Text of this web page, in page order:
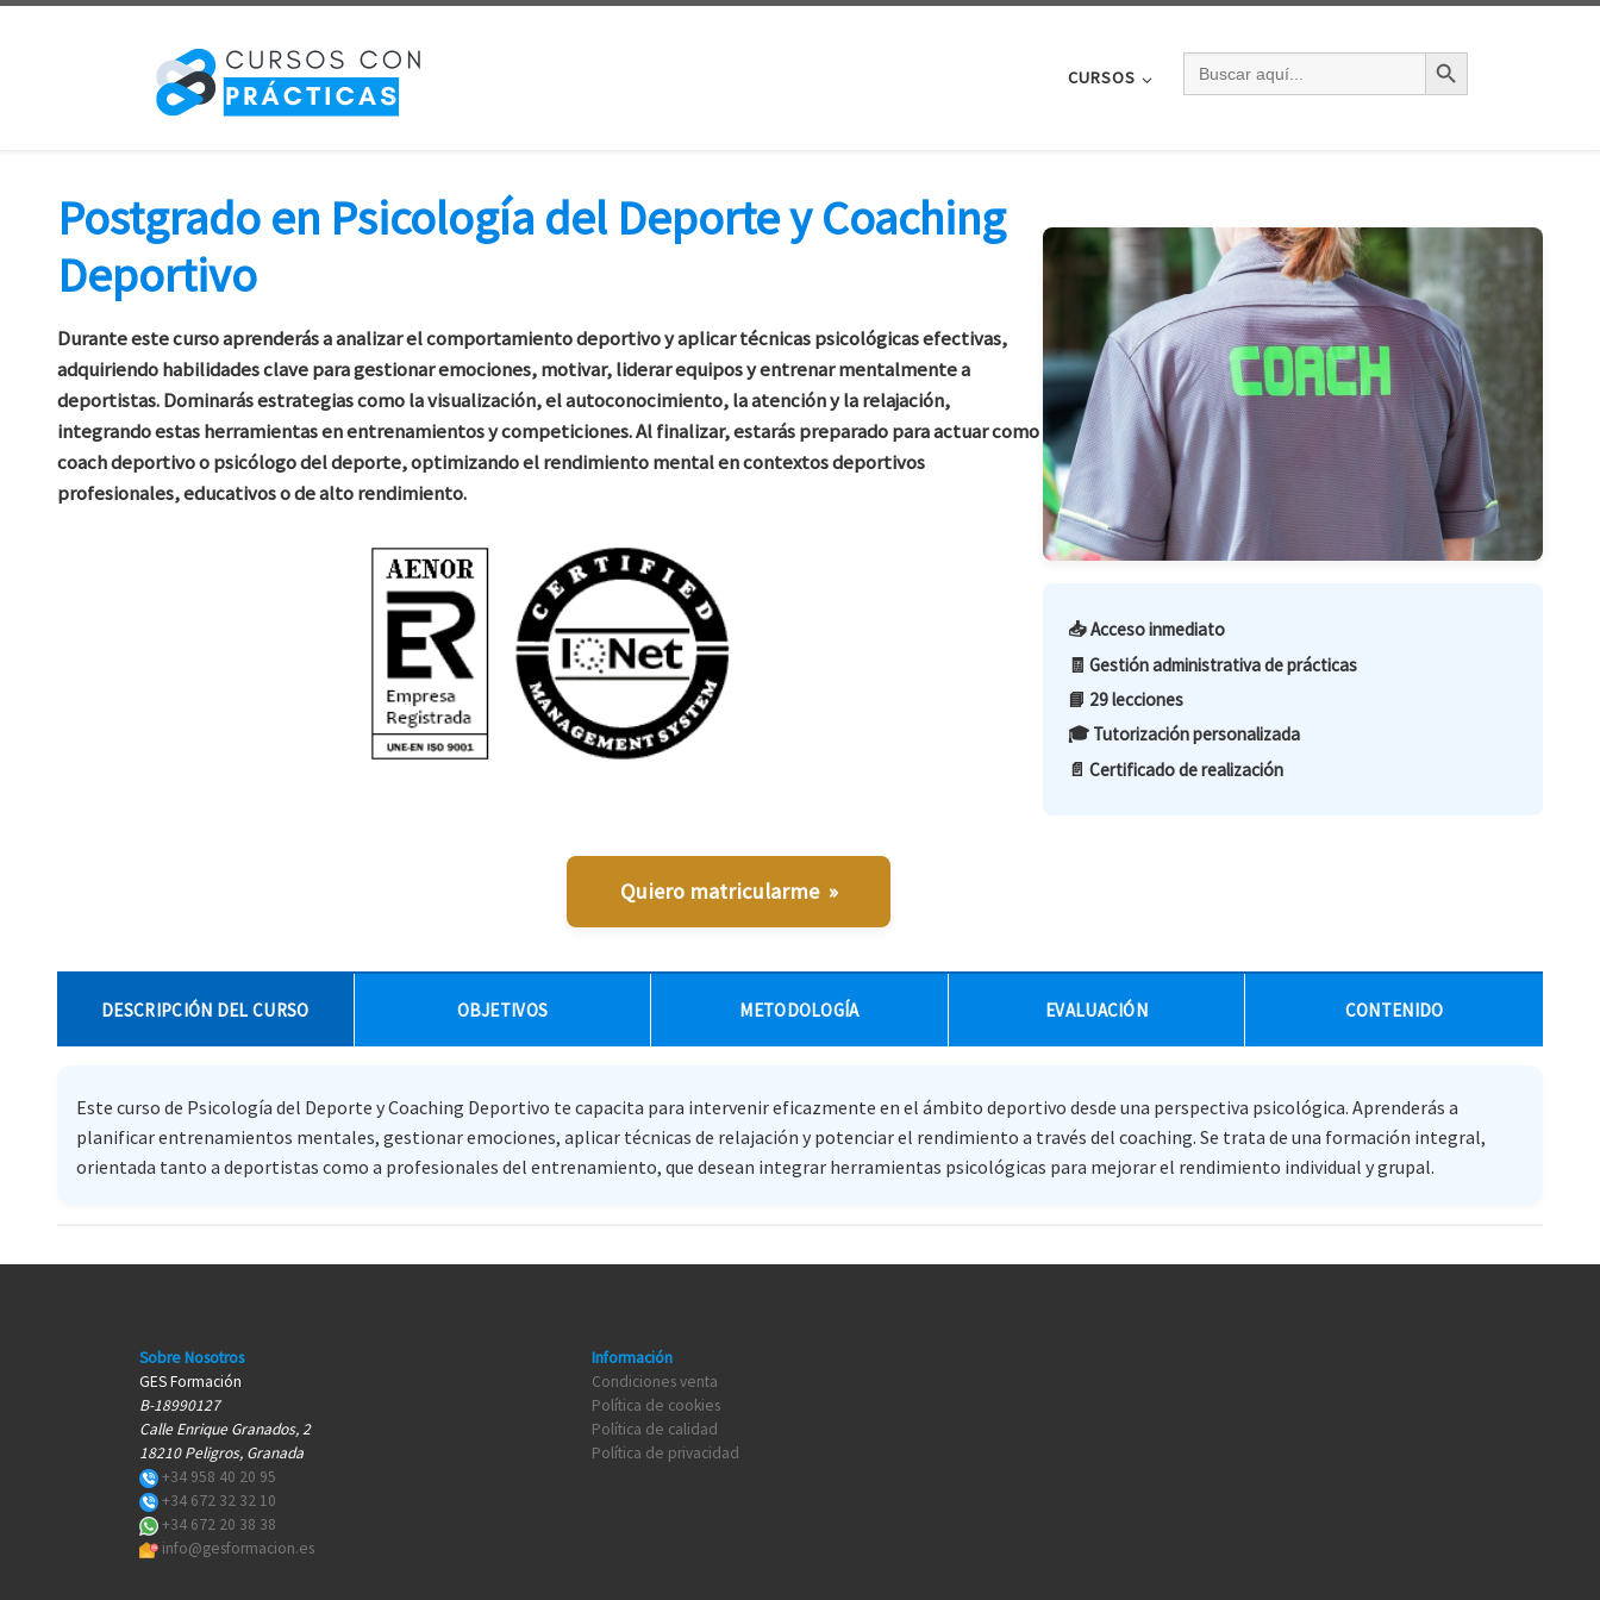
CURSOS
BUSCAR: BOTÓN DE
Postgrado en Psicología del Deporte y Coaching
Deportivo
Durante este curso aprenderás a analizar el comportamiento deportivo y aplicar técnicas psicológicas efectivas,
adquiriendo habilidades clave para gestionar emociones, motivar, liderar equipos y entrenar mentalmente a
deportistas. Dominarás estrategias como la visualización, el autoconocimiento, la atención y la relajación,
integrando estas herramientas en entrenamientos y competiciones. Al finalizar, estarás preparado para actuar como
coach deportivo o psicólogo del deporte, optimizando el rendimiento mental en contextos deportivos
profesionales, educativos o de alto rendimiento.
Quiero matricularme »
📥 Acceso inmediato
🧾 Gestión administrativa de prácticas
📘 29 lecciones
🎓 Tutorización personalizada
📄 Certificado de realización
DESCRIPCIÓN DEL CURSO OBJETIVOS METODOLOGÍA EVALUACIÓN CONTENIDO
Este curso de Psicología del Deporte y Coaching Deportivo te capacita para intervenir eficazmente en el ámbito deportivo desde una perspectiva psicológica. Aprenderás a
planificar entrenamientos mentales, gestionar emociones, aplicar técnicas de relajación y potenciar el rendimiento a través del coaching. Se trata de una formación integral,
orientada tanto a deportistas como a profesionales del entrenamiento, que desean integrar herramientas psicológicas para mejorar el rendimiento individual y grupal.
Sobre Nosotros
GES Formación
B-18990127
Calle Enrique Granados, 2
18210 Peligros, Granada
+34 958 40 20 95
+34 672 32 32 10
+34 672 20 38 38
info@gesformacion.es
Información
Condiciones venta
Política de cookies
Política de calidad
Política de privacidad